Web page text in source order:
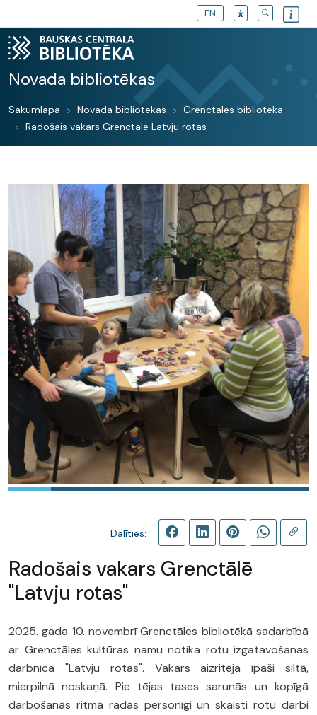
EN
Novada bibliotēkas
Sākumlapa Novada bibliotēkas
Grenctāles bibliotēka
Radošais vakars Grenctālē Latvju rotas
Dalīties:
Radošais vakars Grenctālē
"Latvju rotas"
2025. gada 10. novembrī Grenctāles bibliotēkā sadarbībā
ar Grenctāles kultūras namu notika rotu izgatavošanas
darbnīca "Latvju rotas". Vakars aizritēja īpaši siltā,
mierpilnā noskaņā. Pie tējas tases sarunās un kopīgā
darbošanās ritmā radās personīgi un skaisti rotu darbi